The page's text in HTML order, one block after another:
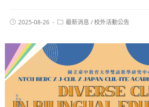
2025-08-26 最新消息 /校外活動公告